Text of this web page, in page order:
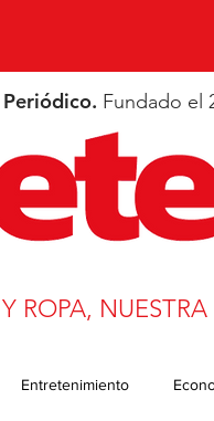
Fundado el
ROPA,
Entretenimiento